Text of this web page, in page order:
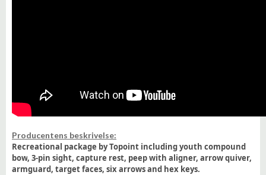
Producentens beskrivelse:
Recreational package by Topoint includingyouth compound
bow, 3-pin sight, capture rest, peep with aligner, arrow quiver,
armguard, target faces, six arrowsand hex keys.